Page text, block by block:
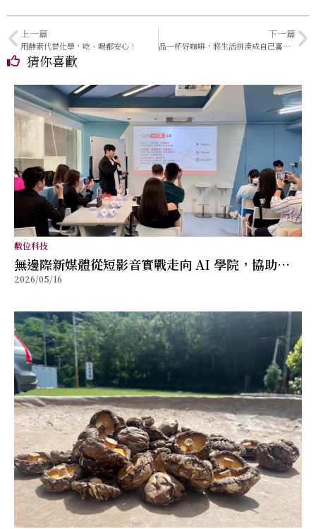
上一篇
用酵素代替化學，吃、喝都安心！
下一篇
品一杯好咖啡，將生活拼湊成自己喜歡的模樣。
猜你喜歡
數位科技
無邊際新媒體從短影音實戰走向 AI 學院，協助品
牌與個人重新建立被看見的能力
2026/05/16